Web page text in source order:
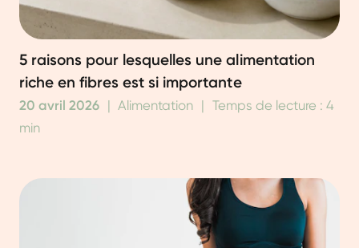
5 raisons pour lesquelles une alimentation
riche en fibres est si importante
20 avril 2026 | Alimentation | Temps de lecture : 4
min